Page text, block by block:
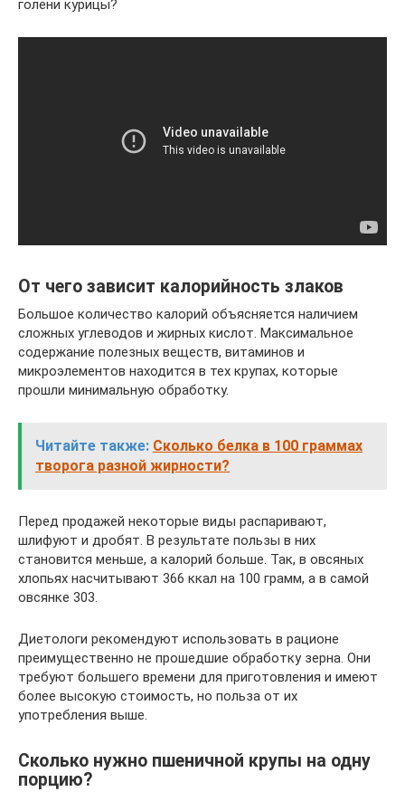
голени курицы?
От чего зависит калорийность злаков
Большое количество калорий объясняется наличием
сложных углеводов и жирных кислот. Максимальное
содержание полезных веществ, витаминов и
микроэлементов находится в тех крупах, которые
прошли минимальную обработку.
Читайте также: Сколько белка в 100 граммах
творога разной жирности?
Перед продажей некоторые виды распаривают,
шлифуют и дробят. В результате пользы в них
становится меньше, а калорий больше. Так, в овсяных
хлопьях насчитывают 366 ккал на 100 грамм, а в самой
овсянке 303.
Диетологи рекомендуют использовать в рационе
преимущественно не прошедшие обработку зерна. Они
требуют большего времени для приготовления и имеют
более высокую стоимость, но польза от их
употребления выше.
Сколько нужно пшеничной крупы на одну
порцию?